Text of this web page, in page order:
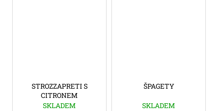
STROZZAPRETI S
CITRONEM
SKLADEM
ŠPAGETY
SKLADEM